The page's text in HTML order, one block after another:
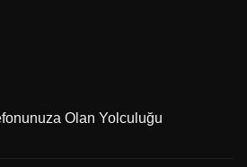
Olan Yolculuğu